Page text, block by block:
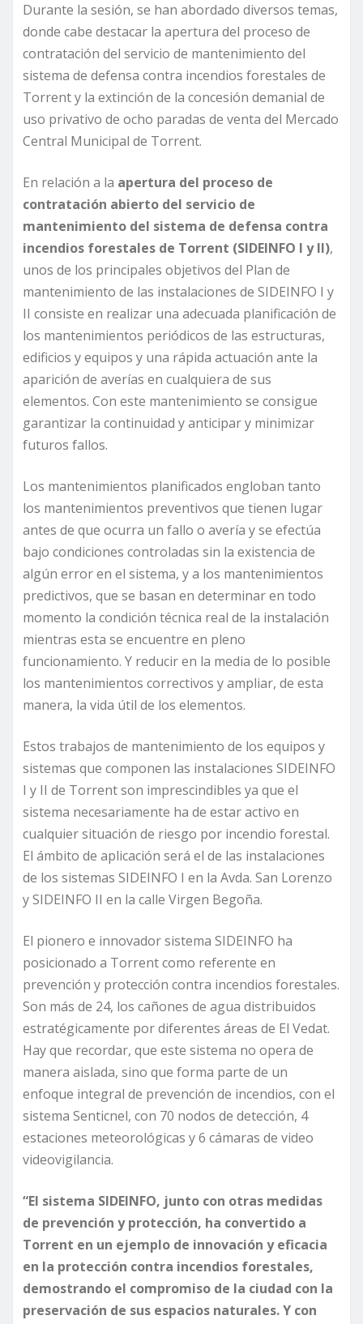
Durante la sesión, se han abordado diversos temas,
donde cabe destacar la apertura del proceso de
contratación del servicio de mantenimiento del
sistema de defensa contra incendios forestales de
Torrent y la extinción de la concesión demanial de
uso privativo de ocho paradas de venta del Mercado
Central Municipal de Torrent.
En relación a la apertura del proceso de
contratación abierto del servicio de
mantenimiento del sistema de defensa contra
incendios forestales de Torrent (SIDEINFO I y II),
unos de los principales objetivos del Plan de
mantenimiento de las instalaciones de SIDEINFO I y
II consiste en realizar una adecuada planificación de
los mantenimientos periódicos de las estructuras,
edificios y equipos y una rápida actuación ante la
aparición de averías en cualquiera de sus
elementos. Con este mantenimiento se consigue
garantizar la continuidad y anticipar y minimizar
futuros fallos.
Los mantenimientos planificados engloban tanto
los mantenimientos preventivos que tienen lugar
antes de que ocurra un fallo o avería y se efectúa
bajo condiciones controladas sin la existencia de
algún error en el sistema, y a los mantenimientos
predictivos, que se basan en determinar en todo
momento la condición técnica real de la instalación
mientras esta se encuentre en pleno
funcionamiento. Y reducir en la media de lo posible
los mantenimientos correctivos y ampliar, de esta
manera, la vida útil de los elementos.
Estos trabajos de mantenimiento de los equipos y
sistemas que componen las instalaciones SIDEINFO
I y II de Torrent son imprescindibles ya que el
sistema necesariamente ha de estar activo en
cualquier situación de riesgo por incendio forestal.
El ámbito de aplicación será el de las instalaciones
de los sistemas SIDEINFO I en la Avda. San Lorenzo
y SIDEINFO II en la calle Virgen Begoña.
El pionero e innovador sistema SIDEINFO ha
posicionado a Torrent como referente en
prevención y protección contra incendios forestales.
Son más de 24, los cañones de agua distribuidos
estratégicamente por diferentes áreas de El Vedat.
Hay que recordar, que este sistema no opera de
manera aislada, sino que forma parte de un
enfoque integral de prevención de incendios, con el
sistema Senticnel, con 70 nodos de detección, 4
estaciones meteorológicas y 6 cámaras de video
videovigilancia.
“El sistema SIDEINFO, junto con otras medidas
de prevención y protección, ha convertido a
Torrent en un ejemplo de innovación y eficacia
en la protección contra incendios forestales,
demostrando el compromiso de la ciudad con la
preservación de sus espacios naturales. Y con